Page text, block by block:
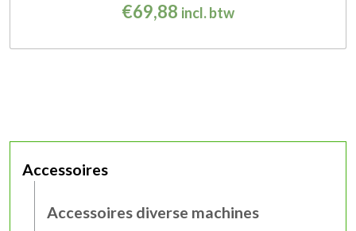
€69,88 incl. btw
Accessoires
Accessoires diverse machines